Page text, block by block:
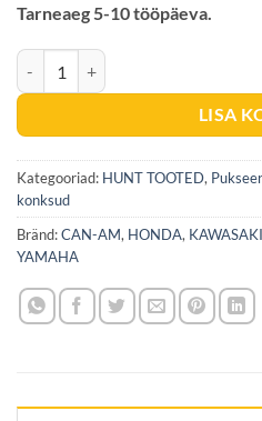
Tarneaeg 5-10 tööpäeva.
Esimene tõmbeaas-seekel raamiga
LISA
Kategooriad: HUNT TOOTED,
konksud
Bränd:CAN-AM, HONDA, KAWASAKI
YAMAHA